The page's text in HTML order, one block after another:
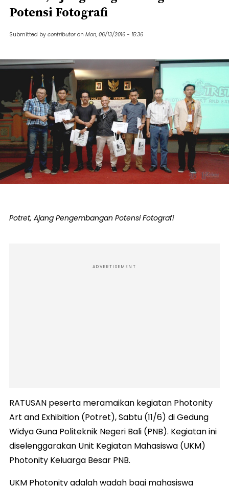
Potensi Fotografi
Submitted by contributor on Mon, 06/13/2016 - 15:36
Potret, Ajang Pengembangan Potensi Fotografi
ADVERTISEMENT
RATUSAN peserta meramaikan kegiatan Photonity
Art and Exhibition (Potret), Sabtu (11/6) di Gedung
Widya Guna Politeknik Negeri Bali (PNB). Kegiatan ini
diselenggarakan Unit Kegiatan Mahasiswa (UKM)
Photonity Keluarga Besar PNB.
UKM Photonity adalah wadah bagi mahasiswa